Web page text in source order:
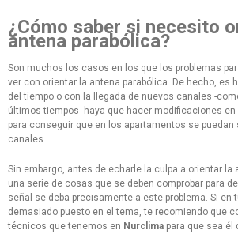
¿Cómo saber si necesito
antena parabólica?
Son muchos los casos en los que los problemas
ver con orientar la antena parabólica. De hecho, es
del tiempo o con la llegada de nuevos canales -
últimos tiempos- haya que hacer modificaciones
para conseguir que en los apartamentos se
canales.
Sin embargo, antes de echarle la culpa a orientar la
una serie de cosas que se deben comprobar para
señal se deba precisamente a este problema. Si en
demasiado puesto en el tema, te recomiendo que
técnicos que tenemos en Nurclima para que sea él